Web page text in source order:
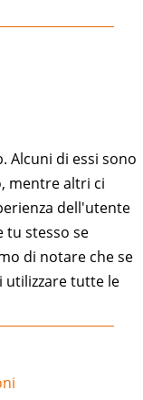
Alcuni di essi sono
mentre altri ci
dell'utente
tu stesso se
di notare che se
utilizzare tutte le